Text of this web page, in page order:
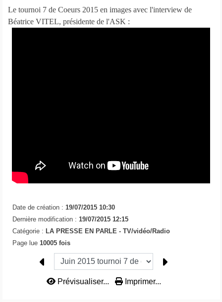
Le tournoi 7 de Coeurs 2015 en images avec l'interview de
Béatrice VITEL, présidente de l'ASK :
Date de création : 19/07/2015 10:30
Dernière modification : 19/07/2015 12:15
Catégorie : LA PRESSE EN PARLE - TV/vidéo/Radio
Page lue 10005 fois
Prévisualiser... Imprimer...